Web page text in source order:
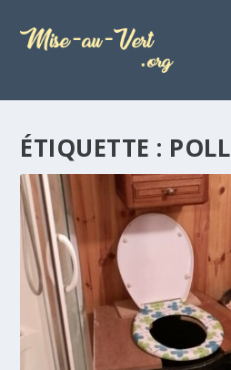
ÉTIQUETTE :